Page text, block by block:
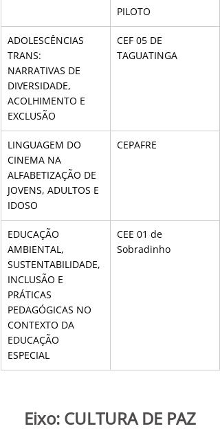
PILOTO
ADOLESCÊNCIAS
TRANS:
NARRATIVAS DE
DIVERSIDADE,
ACOLHIMENTO E
EXCLUSÃO
CEF 05 DE
TAGUATINGA
LINGUAGEM DO
CINEMA NA
ALFABETIZAÇÃO DE
JOVENS, ADULTOS E
IDOSO
CEPAFRE
EDUCAÇÃO
AMBIENTAL,
SUSTENTABILIDADE,
INCLUSÃO E
PRÁTICAS
PEDAGÓGICAS NO
CONTEXTO DA
EDUCAÇÃO
ESPECIAL
CEE 01 de
Sobradinho
Eixo: CULTURA DE PAZ